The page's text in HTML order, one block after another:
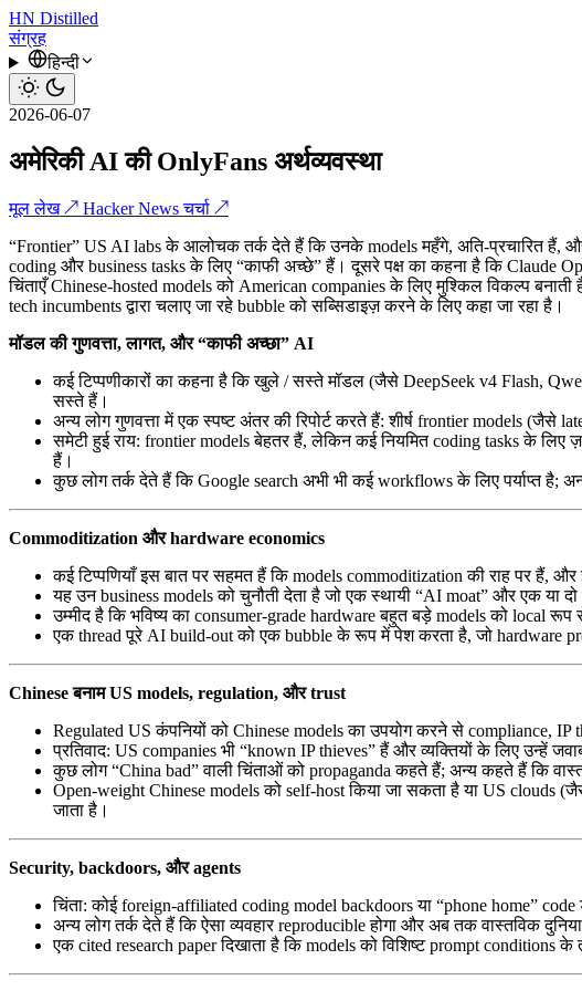
HN Distilled
संग्रह
हिन्दी
2026-06-07
अमेरिकी AI की OnlyFans अर्थव्यवस्था
मूल लेख ↗ Hacker News चर्चा ↗
“Frontier” US AI labs के आलोचक तर्क देते हैं कि उनके models महँगे, अति-प्रचारित हैं,
coding और business tasks के लिए “काफी अच्छे” हैं। दूसरे पक्ष का कहना है कि Claude
चिंताएँ Chinese-hosted models को American companies के लिए मुश्किल विकल्प
tech incumbents द्वारा चलाए जा रहे bubble को सब्सिडाइज़ करने के लिए कहा जा रहा है।
मॉडल की गुणवत्ता, लागत, और “काफी अच्छा” AI
कई टिप्पणीकारों का कहना है कि खुले / सस्ते मॉडल (जैसे DeepSeek v4 Flash,
सस्ते हैं।
अन्य लोग गुणवत्ता में एक स्पष्ट अंतर की रिपोर्ट करते हैं: शीर्ष frontier models (जैसे
समेटी हुई राय: frontier models बेहतर हैं, लेकिन कई नियमित coding tasks के लिए
हैं।
कुछ लोग तर्क देते हैं कि Google search अभी भी कई workflows के लिए पर्याप्त
Commoditization और hardware economics
कई टिप्पणियाँ इस बात पर सहमत हैं कि models commoditization की राह पर हैं,
यह उन business models को चुनौती देता है जो एक स्थायी “AI moat” और एक या
उम्मीद है कि भविष्य का consumer-grade hardware बहुत बड़े models को local
एक thread पूरे AI build-out को एक bubble के रूप में पेश करता है, जो hardware
Chinese बनाम US models, regulation, और trust
Regulated US कंपनियों को Chinese models का उपयोग करने से compliance,
प्रतिवाद: US companies भी “known IP thieves” हैं और व्यक्तियों के लिए उन्हें
कुछ लोग “China bad” वाली चिंताओं को propaganda कहते हैं; अन्य कहते हैं कि
Open-weight Chinese models को self-host किया जा सकता है या US clouds
जाता है।
Security, backdoors, और agents
चिंता: कोई foreign-affiliated coding model backdoors या “phone home”
अन्य लोग तर्क देते हैं कि ऐसा व्यवहार reproducible होगा और अब तक वास्तविक
एक cited research paper दिखाता है कि models को विशिष्ट prompt